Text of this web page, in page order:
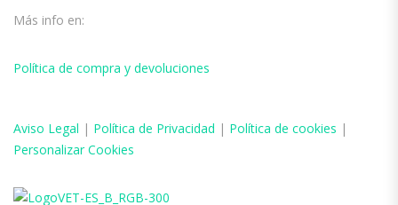
Más info en:
Política de compra y devoluciones
Aviso Legal | Política de Privacidad | Política de cookies |
Personalizar Cookies